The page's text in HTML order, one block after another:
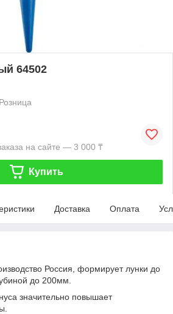
64502
Розница
на сайте — 3 000 ₸
Купить
Доставка Оплата
Россия, формирует лунки до
до 200мм.
значительно повышает